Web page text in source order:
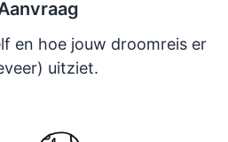
en hoe jouw droomreis er
uitziet.